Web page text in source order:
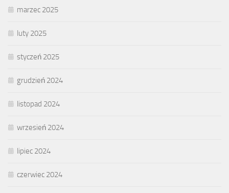
marzec 2025
luty 2025
styczeń 2025
grudzień 2024
listopad 2024
wrzesień 2024
lipiec 2024
czerwiec 2024